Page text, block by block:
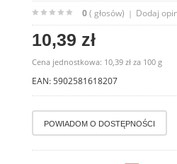
0( głosów) | Dodaj
10,39 zł
Cena jednostkowa: 10,39 zł za 100 g
EAN: 5902581618207